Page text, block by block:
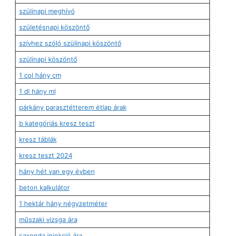
szülinapi meghívó
születésnapi köszöntő
szívhez szóló szülinapi köszöntő
szülinapi köszöntő
1 col hány cm
1 dl hány ml
párkány parasztétterem étlap árak
b kategóriás kresz teszt
kresz táblák
kresz teszt 2024
hány hét van egy évben
beton kalkulátor
1 hektár hány négyzetméter
műszaki vizsga ára